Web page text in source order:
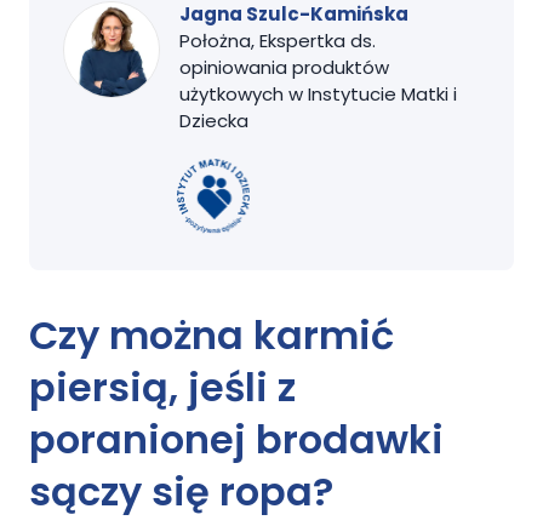
Jagna Szulc-Kamińska
Położna, Ekspertka ds.
opiniowania produktów
użytkowych w Instytucie Matki i
Dziecka
Czy można karmić
piersią, jeśli z
poranionej brodawki
sączy się ropa?